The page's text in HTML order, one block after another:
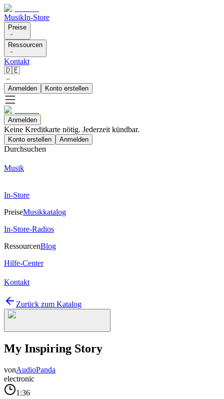
MusikIn-Store
Preise
Ressourcen
Kontakt
🇩🇪
Anmelden Konto erstellen
Anmelden
Keine Kreditkarte nötig. Jederzeit kündbar.
Konto erstellen Anmelden
Durchsuchen
Musik
In-Store
PreiseMusikkatalog
In-Store-Radios
RessourcenBlog
Hilfe-Center
Kontakt
Zurück zum Katalog
My Inspiring Story
vonAudioPanda
electronic
1:36